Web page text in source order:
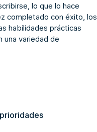
lo que lo hace
completado con éxito, los
habilidades prácticas
una variedad de